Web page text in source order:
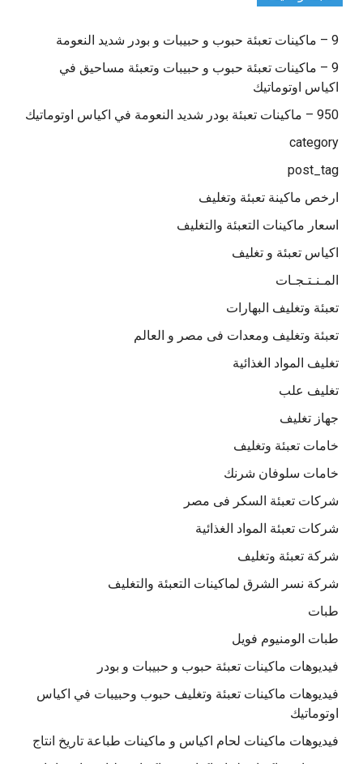
9 – ماكينات تعبئة حبوب و حبيبات و بودر شديد النعومة
9 – ماكينات تعبئة حبوب و حبيبات وتعبئة مساحيق في
اكياس اوتوماتيك
950 – ماكينات تعبئة بودر شديد النعومة في اكياس اوتوماتيك
category
post_tag
ارخص ماكينة تعبئة وتغليف
اسعار ماكينات التعبئة والتغليف
اكياس تعبئة و تغليف
المـنـتـجـات
تعبئة وتغليف البهارات
تعبئة وتغليف ومعدات فى مصر و العالم
تغليف المواد الغذائية
تغليف علب
جهاز تغليف
خامات تعبئة وتغليف
خامات سلوفان شرنك
شركات تعبئة السكر فى مصر
شركات تعبئة المواد الغذائية
شركة تعبئة وتغليف
شركة نسر الشرق لماكينات التعبئة والتغليف
طبات
طبات الومنيوم فويل
فيديوهات ماكينات تعبئة حبوب و حبيبات و بودر
فيديوهات ماكينات تعبئة وتغليف حبوب وحبيبات في اكياس
اوتوماتيك
فيديوهات ماكينات لحام اكياس و ماكينات طباعة تاريخ انتاج